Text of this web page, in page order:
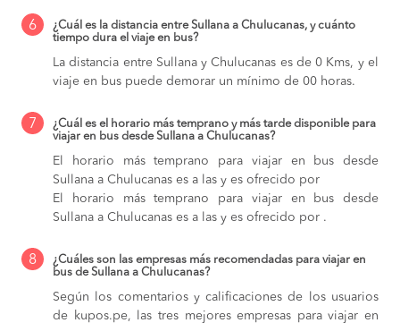
6
¿Cuál es la distancia entre Sullana a Chulucanas, y cuánto
tiempo dura el viaje en bus?
La distancia entre Sullana y Chulucanas es de 0 Kms, y el
viaje en bus puede demorar un mínimo de 00 horas.
7
¿Cuál es el horario más temprano y más tarde disponible para
viajar en bus desde Sullana a Chulucanas?
El horario más temprano para viajar en bus desde
Sullana a Chulucanas es a las y es ofrecido por
El horario más temprano para viajar en bus desde
Sullana a Chulucanas es a las y es ofrecido por .
8
¿Cuáles son las empresas más recomendadas para viajar en
bus de Sullana a Chulucanas?
Según los comentarios y calificaciones de los usuarios
de kupos.pe, las tres mejores empresas para viajar en